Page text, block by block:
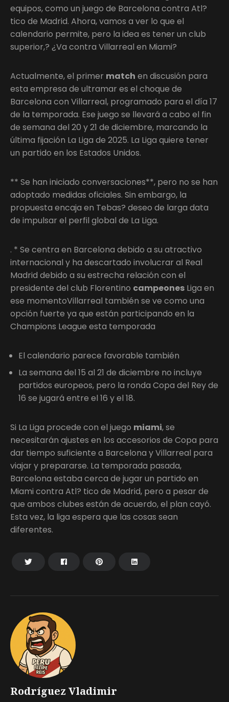
Rodríguez Vladimir
equipos, como un juego de Barcelona contra Atl?
tico de Madrid. Ahora, vamos a ver lo que el
calendario permite, pero la idea es tener un club
superior,? ¿Va contra Villarreal en Miami?
Actualmente, el primer match en discusión para
esta empresa de ultramar es el choque de
Barcelona con Villarreal, programado para el día 17
de la temporada. Ese juego se llevará a cabo el fin
de semana del 20 y 21 de diciembre, marcando la
última fijación La Liga de 2025. La Liga quiere tener
un partido en los Estados Unidos.
** Se han iniciado conversaciones**, pero no se han
adoptado medidas oficiales. Sin embargo, la
propuesta encaja en Tebas? deseo de larga data
de impulsar el perfil global de La Liga.
. * Se centra en Barcelona debido a su atractivo
internacional y ha descartado involucrar al Real
Madrid debido a su estrecha relación con el
presidente del club Florentino campeones Liga en
ese momentoVillarreal también se ve como una
opción fuerte ya que están participando en la
Champions League esta temporada
El calendario parece favorable también
La semana del 15 al 21 de diciembre no incluye
partidos europeos, pero la ronda Copa del Rey de
16 se jugará entre el 16 y el 18.
Si La Liga procede con el juego miami, se
necesitarán ajustes en los accesorios de Copa para
dar tiempo suficiente a Barcelona y Villarreal para
viajar y prepararse. La temporada pasada,
Barcelona estaba cerca de jugar un partido en
Miami contra Atl? tico de Madrid, pero a pesar de
que ambos clubes están de acuerdo, el plan cayó.
Esta vez, la liga espera que las cosas sean
diferentes.